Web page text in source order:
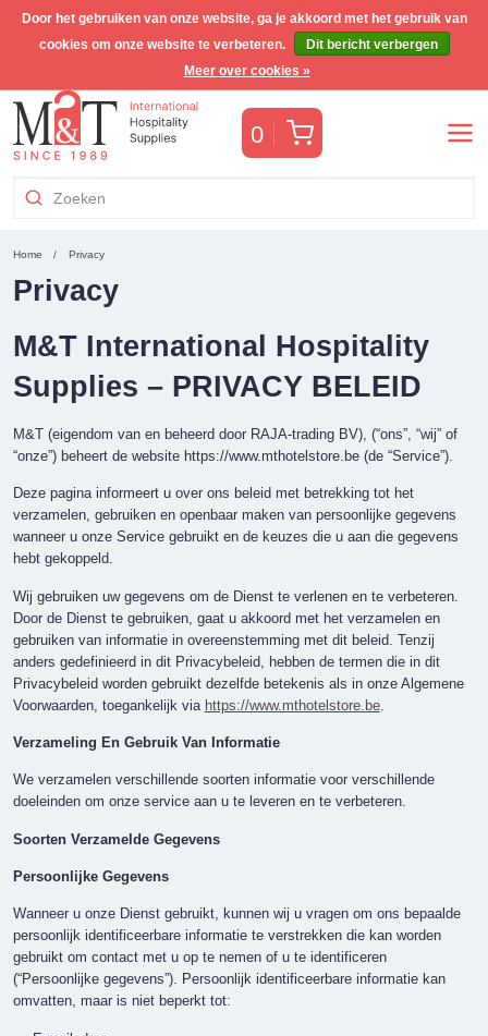
Gratis Benelux verzending voor orders >€255(incl. BTW)
0 Winkelwagen
Home Privacy
Privacy
M&T International Hospitality
Supplies – PRIVACY BELEID
M&T (eigendom van en beheerd door RAJA-trading BV), (“ons”, “wij” of
“onze”) beheert de website https://www.mthotelstore.be (de “Service”).
Deze pagina informeert u over ons beleid met betrekking tot het
verzamelen, gebruiken en openbaar maken van persoonlijke gegevens
wanneer u onze Service gebruikt en de keuzes die u aan die gegevens
hebt gekoppeld.
Wij gebruiken uw gegevens om de Dienst te verlenen en te verbeteren.
Door de Dienst te gebruiken, gaat u akkoord met het verzamelen en
gebruiken van informatie in overeenstemming met dit beleid. Tenzij
anders gedefinieerd in dit Privacybeleid, hebben de termen die in dit
Privacybeleid worden gebruikt dezelfde betekenis als in onze Algemene
Voorwaarden, toegankelijk via https://www.mthotelstore.be.
Verzameling En Gebruik Van Informatie
We verzamelen verschillende soorten informatie voor verschillende
doeleinden om onze service aan u te leveren en te verbeteren.
Soorten Verzamelde Gegevens
Persoonlijke Gegevens
Wanneer u onze Dienst gebruikt, kunnen wij u vragen om ons bepaalde
persoonlijk identificeerbare informatie te verstrekken die kan worden
gebruikt om contact met u op te nemen of u te identificeren
(“Persoonlijke gegevens”). Persoonlijk identificeerbare informatie kan
omvatten, maar is niet beperkt tot:
Door het gebruiken van onze website, ga je akkoord met het gebruik van
cookies om onze website te verbeteren.
Dit bericht verbergen
Meer over cookies »